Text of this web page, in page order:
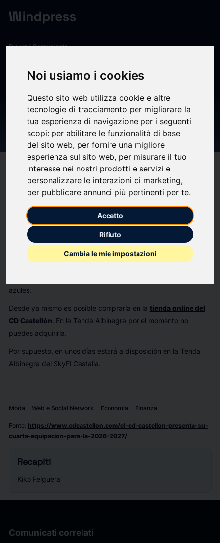
Noi usiamo i cookies
Questo sito web utilizza cookie e altre
tecnologie di tracciamento per migliorare la
tua esperienza di navigazione per i seguenti
scopi: per abilitare le funzionalità di base
del sito web, per fornire una migliore
esperienza sul sito web, per misurare il tuo
interesse nei nostri prodotti e servizi e
personalizzare le interazioni di marketing,
per pubblicare annunci più pertinenti per te.
Accetto
Rifiuto
Cambia le mie impostazioni
Digest/ Comunicato
El CD Castellón presenta su
cuarta equipación para la
2026-2027 | CD Castellón |
Web Oficial
Compatibilità help
(0) bookmark_borderupload Condividi
El CD Castellón ha presentado su cuarto kit para la temporada
2026-2027. El afamado DJ Alvama Ice ha actuado en la
misma noche del 9 de julio con ella puesta.
La camiseta mezcla elementos innovadores y rompedores
azules.
Desde ya mismo es posible comprarla en la tienda online del
CD Castellón. En la Tenda Albinegra por el momento no
puedes adquirirla.
Por supuesto, en unos días estará a disposición en la Tenda
Albinegra del SkyFi Castalia.
Moda Web e Social Network Economia Finanza
Fonte: https://www.cdcastellon.com/el-cd-castellon-presenta-su-
cuarta-equipacion-para-la-2026-2027/
Recapiti
Kiko Felguera
Comunicati correlati